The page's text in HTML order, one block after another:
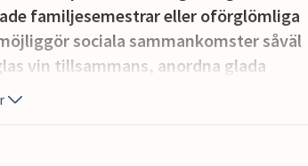
familjesemestrar eller oförglömliga
sociala sammankomster såväl
vin tillsammans, anordna glada
atmosfären medan du läser på din